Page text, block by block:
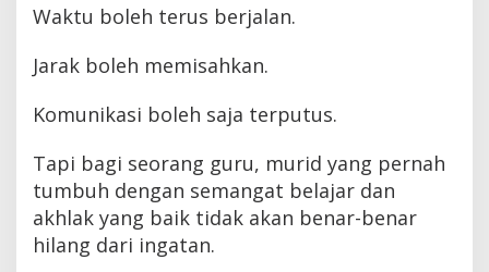
Waktu boleh terus berjalan.
Jarak boleh memisahkan.
Komunikasi boleh saja terputus.
Tapi bagi seorang guru, murid yang pernah
tumbuh dengan semangat belajar dan
akhlak yang baik tidak akan benar-benar
hilang dari ingatan.